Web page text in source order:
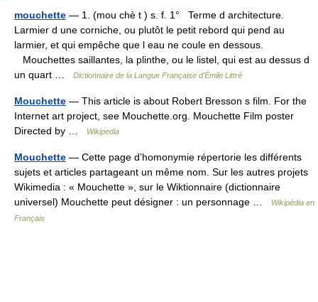
mouchette — 1. (mou chè t ) s. f. 1° Terme d architecture.
Larmier d une corniche, ou plutôt le petit rebord qui pend au
larmier, et qui empêche que l eau ne coule en dessous.
Mouchettes saillantes, la plinthe, ou le listel, qui est au dessus d
un quart …
Dictionnaire de la Langue Française d'Émile Littré
Mouchette — This article is about Robert Bresson s film. For the
Internet art project, see Mouchette.org. Mouchette Film poster
Directed by …
Wikipedia
Mouchette — Cette page d’homonymie répertorie les différents
sujets et articles partageant un même nom. Sur les autres projets
Wikimedia : « Mouchette », sur le Wiktionnaire (dictionnaire
universel) Mouchette peut désigner : un personnage …
Wikipédia en
Français